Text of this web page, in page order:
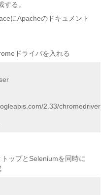
る。
にApacheのドキュメント
ドライバを入れる
2.33/
ップとSeleniumを同時に